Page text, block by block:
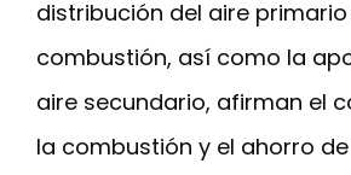
distribución del aire
combustión, así como la
aire secundario, afirman el
la combustión y el ahorro